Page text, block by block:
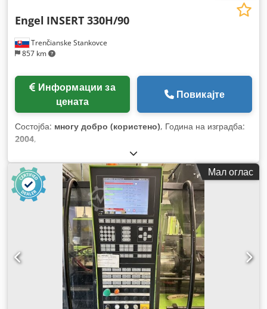
Trenčianske Stankovce
857 km
Engel INSERT 330H/90
цената
Повикајте
Состојба: многу добро (користено), Година на изградба:
2004,
Мал оглас